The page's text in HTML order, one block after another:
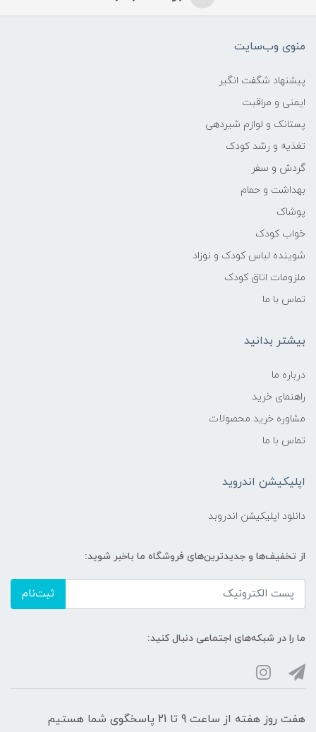
42.5*25.5*65cm
بدنه مستحکم از جنس فلز برای دوام بیشتر
کمربند ایمنی پنج نقطه‌ای برای حفظ امنیت
چرخ‌های جلو با قابلیت قفل شدن جهت ثبات
پشتی قابل تنظیم در چند حالت برای راحتی
و دوری از آلودگی سطحی
دستگیره محافظ قابل جدا شدن برای راحتی
بیشتر
منوی وب‌سایت
پیشنهاد شگفت انگیر
ایمنی و مراقبت
پستانک و لوازم شیردهی
تغذیه و رشد کودک
گردش و سفر
بهداشت و حمام
پوشاک
خواب کودک
شوینده لباس کودک و نوزاد
ملزومات اتاق کودک
تماس با ما
بیشتر بدانید
درباره ما
راهنمای خرید
مشاوره خرید محصولات
تماس با ما
اپلیکیشن اندروید
دانلود اپلیکیشن اندروبد
از تخفیف‌ها و جدیدترین‌های فروشگاه ما باخبر شوید:
ثبت‌نام
ما را در شبکه‌های اجتماعی دنبال کنید:
هفت روز هفته از ساعت 9 تا 21 پاسخگوی شما هستیم